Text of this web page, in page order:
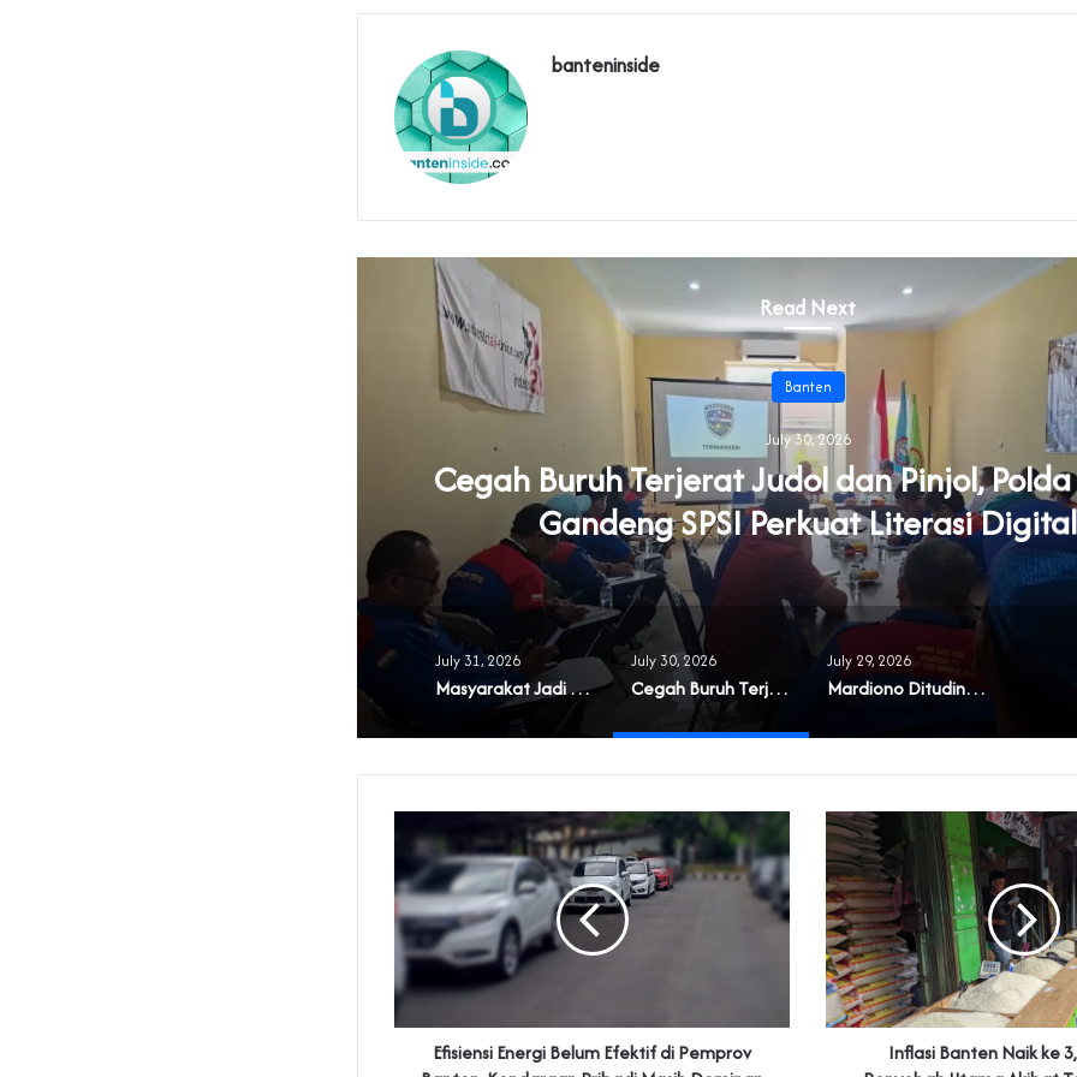
banteninside
Read Next
Banten
July 30, 2026
Cegah Buruh Terjerat Judol dan Pinjol,
Gandeng SPSI Perkuat Literasi Digital
July 31, 2026
‎Masyarakat Jadi Korban Buruknya Tata Kelola Koperasi Syariah di Banten
July 30, 2026
Cegah Buruh Terjerat Judol dan Pinjol, Polda Banten Gandeng SPSI Perkuat Literasi Digital
July 29, 2026
‎Mardiono Dituding Adu Domba dan Bikin Gaduh Kader PPP di Banten
Efisiensi Energi Belum Efektif di Pemprov
Inflasi Banten Naik ke